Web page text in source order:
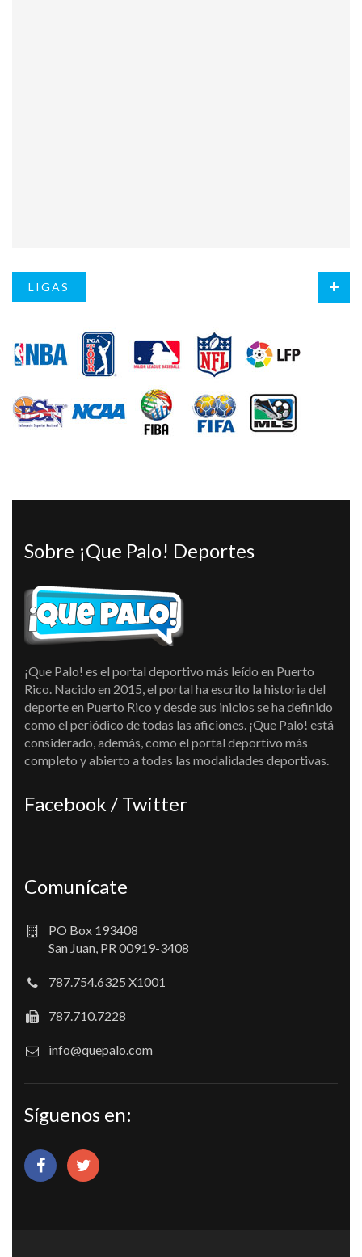
LIGAS
Sobre ¡Que Palo! Deportes
¡Que Palo! es el portal deportivo más leído en Puerto
Rico. Nacido en 2015, el portal ha escrito la historia del
deporte en Puerto Rico y desde sus inicios se ha definido
como el periódico de todas las aficiones. ¡Que Palo! está
considerado, además, como el portal deportivo más
completo y abierto a todas las modalidades deportivas.
Facebook / Twitter
Comunícate
PO Box 193408
San Juan, PR 00919-3408
787.754.6325 X1001
787.710.7228
info@quepalo.com
Síguenos en: